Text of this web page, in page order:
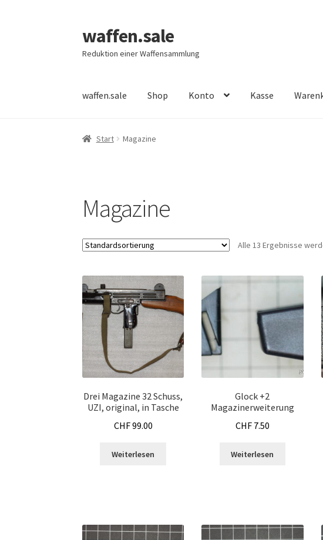
Zur
Navigation
springen
Zum
Inhalt
springen
waffen.sale
Reduktion einer Waffensammlung
waffen.sale Shop Konto Kasse
Start Alle Produkte
Start Magazine
Magazine
Alle 13 Ergebnisse
Drei Magazine 32 Schuss,
UZI, original, in Tasche
CHF99.00
Weiterlesen
Glock +2
Magazinerweiterung
CHF7.50
Weiterlesen